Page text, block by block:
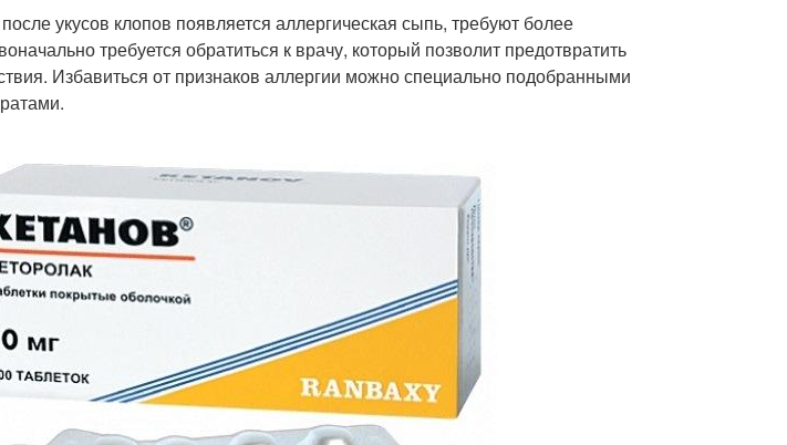
укусов клопов появляется аллергическая сыпь, требуют более
требуется обратиться к врачу, который позволит предотвратить
Избавиться от признаков аллергии можно специально подобранными